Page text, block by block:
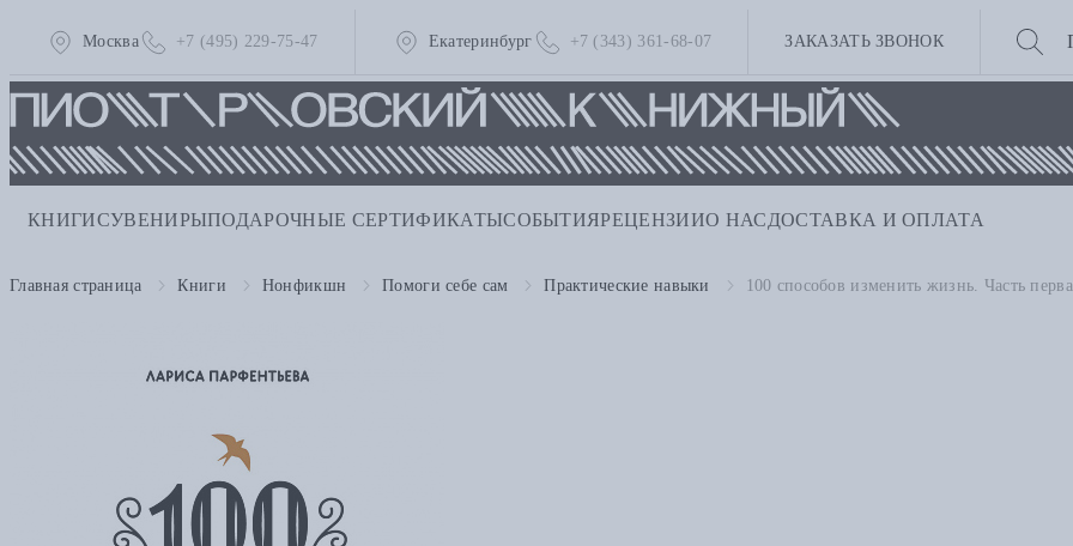
Москва +7 (495) 229-75-47 Екатеринбург +7 (343) 361-68-07 ЗАКАЗАТЬ ЗВОНОК
КНИГИСУВЕНИРЫПОДАРОЧНЫЕ СЕРТИФИКАТЫСОБЫТИЯРЕЦЕНЗИИО НАС ДОСТАВКА И ОПЛАТА
Главная страница Книги Нонфикшн Помоги себе сам Практические навыки 100 способов изменить жизнь. Часть